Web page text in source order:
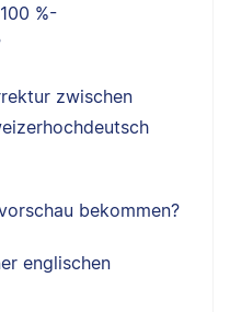
%-
zwischen
bekommen?
englischen